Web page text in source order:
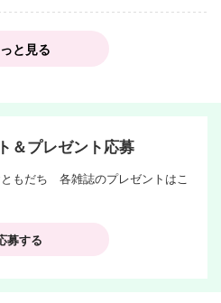
と見る
＆プレゼント応募
もだち 各雑誌のプレゼントはこ
募する